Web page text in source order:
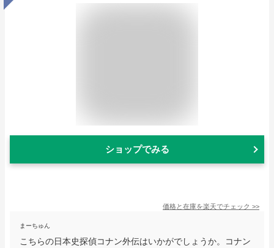
ショップでみる
価格と在庫を楽天でチェック >>
まーちゅん
こちらの日本史探偵コナン外伝はいかがでしょうか。コナン